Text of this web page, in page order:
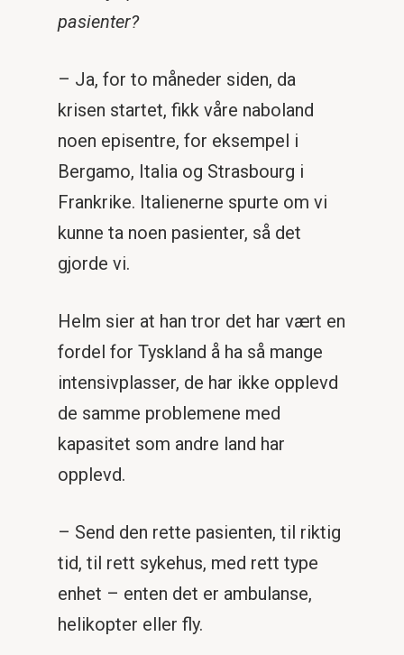
pasienter?
– Ja, for to måneder siden, da
krisen startet, fikk våre naboland
noen episentre, for eksempel i
Bergamo, Italia og Strasbourg i
Frankrike. Italienerne spurte om vi
kunne ta noen pasienter, så det
gjorde vi.
Helm sier at han tror det har vært en
fordel for Tyskland å ha så mange
intensivplasser, de har ikke opplevd
de samme problemene med
kapasitet som andre land har
opplevd.
– Send den rette pasienten, til riktig
tid, til rett sykehus, med rett type
enhet – enten det er ambulanse,
helikopter eller fly.